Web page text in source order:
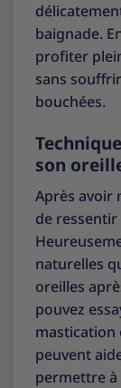
baignade.
profiter
sans
bouchées.
son
Après avoir
de ressentir
naturelles
oreilles
pouvez
mastication
peuvent
permettre à